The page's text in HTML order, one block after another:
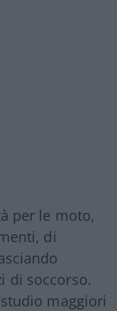
per le moto,
di
di soccorso.
maggiori